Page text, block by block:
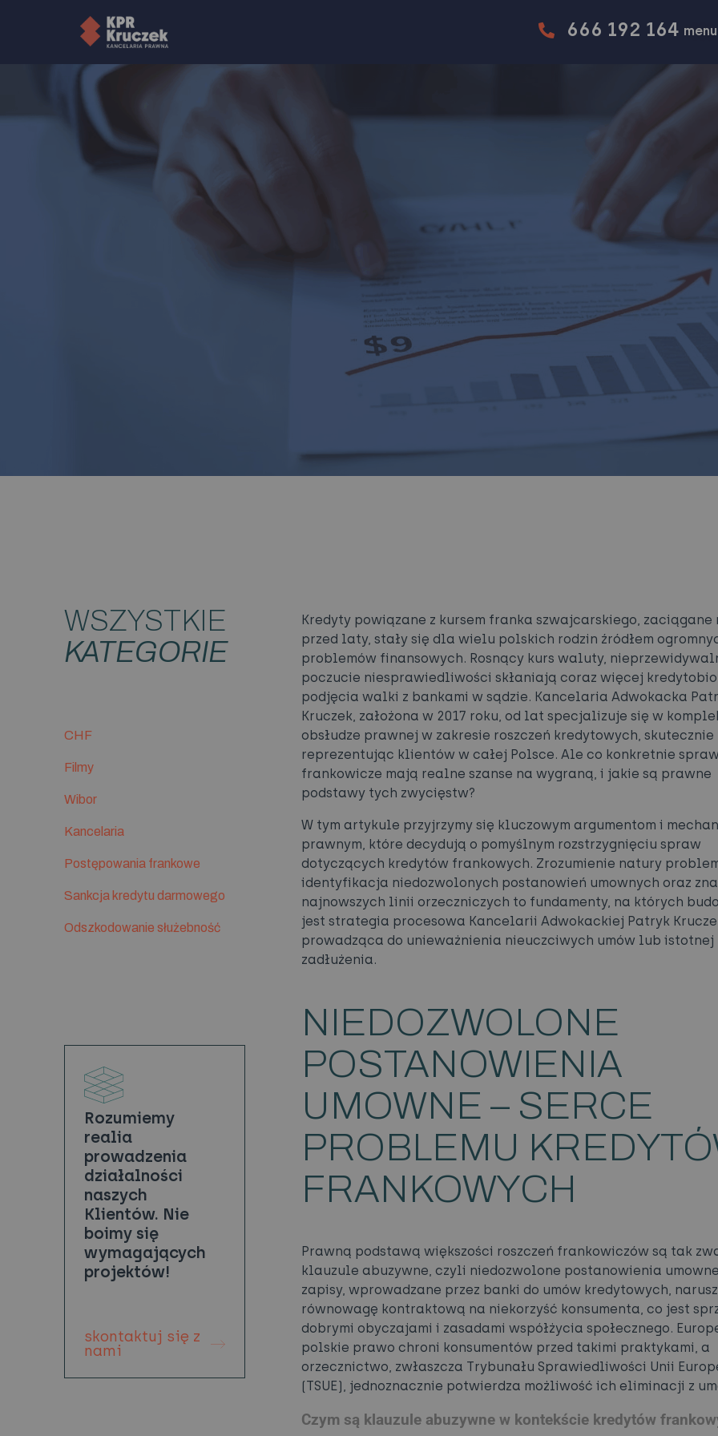
666 192 164 menu
WSZYSTKIE
KATEGORIE
CHF
Filmy
Wibor
Kancelaria
Postępowania frankowe
Sankcja kredytu darmowego
Odszkodowanie służebność
Rozumiemy
realia
prowadzenia
działalności
naszych
Klientów. Nie
boimy się
wymagających
projektów!
skontaktuj się z
nami
Kredyty powiązane z kursem franka szwajcarskiego, zaciągane
przed laty, stały się dla wielu polskich rodzin źródłem
problemów finansowych. Rosnący kurs waluty,
poczucie niesprawiedliwości skłaniają coraz więcej
podjęcia walki z bankami w sądzie. Kancelaria Adwokacka
Kruczek, założona w 2017 roku, od lat specjalizuje się w
obsłudze prawnej w zakresie roszczeń kredytowych, skutecznie
reprezentując klientów w całej Polsce. Ale co konkretnie
frankowicze mają realne szanse na wygraną, i jakie są prawne
podstawy tych zwycięstw?
W tym artykule przyjrzymy się kluczowym argumentom i
prawnym, które decydują o pomyślnym rozstrzygnięciu spraw
dotyczących kredytów frankowych. Zrozumienie natury
identyfikacja niedozwolonych postanowień umownych oraz
najnowszych linii orzeczniczych to fundamenty, na których
jest strategia procesowa Kancelarii Adwokackiej Patryk
prowadząca do unieważnienia nieuczciwych umów lub istotnej
zadłużenia.
NIEDOZWOLONE
POSTANOWIENIA
UMOWNE – SERCE
PROBLEMU
FRANKOWYCH
Prawną podstawą większości roszczeń frankowiczów są tak
klauzule abuzywne, czyli niedozwolone postanowienia
zapisy, wprowadzane przez banki do umów kredytowych,
równowagę kontraktową na niekorzyść konsumenta, co jest
dobrymi obyczajami i zasadami współżycia społecznego.
polskie prawo chroni konsumentów przed takimi praktykami, a
orzecznictwo, zwłaszcza Trybunału Sprawiedliwości Unii
(TSUE), jednoznacznie potwierdza możliwość ich eliminacji z
Czym są klauzule abuzywne w kontekście kredytów